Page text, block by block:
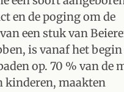
en de poging om de
een stuk van
is vanaf het
op. 70 % van de
kinderen, maakten